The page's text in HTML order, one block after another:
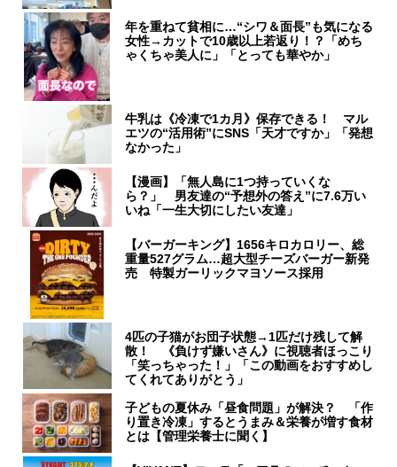
年を重ねて貧相に…“シワ＆面長”も気になる
女性→カットで10歳以上若返り！？「めち
ゃくちゃ美人に」「とっても華やか」
牛乳は《冷凍で1カ月》保存できる！ マル
エツの“活用術”にSNS「天才ですか」「発想
なかった」
【漫画】「無人島に1つ持っていくな
ら？」 男友達の“予想外の答え”に7.6万い
いね「一生大切にしたい友達」
【バーガーキング】1656キロカロリー、総
重量527グラム…超大型チーズバーガー新発
売 特製ガーリックマヨソース採用
4匹の子猫がお団子状態→1匹だけ残して解
散！ 《負けず嫌いさん》に視聴者ほっこり
「笑っちゃった！」「この動画をおすすめし
てくれてありがとう」
子どもの夏休み「昼食問題」が解決？ 「作
り置き冷凍」するとうまみ＆栄養が増す食材
とは【管理栄養士に聞く】